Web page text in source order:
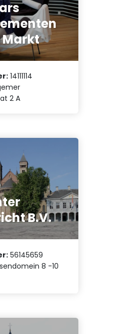
Markt
14111114
2 A
B.V.
56145659
8 -10